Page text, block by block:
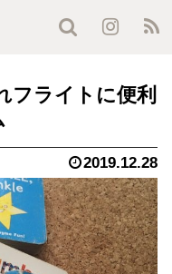
フライトに便利
2019.12.28